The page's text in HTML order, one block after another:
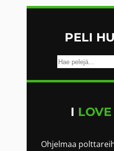
PELI
E
I LOVE
Ohjelmaa